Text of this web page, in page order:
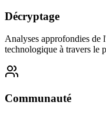
Décryptage
Analyses approfondies de
technologique à travers le
Communauté